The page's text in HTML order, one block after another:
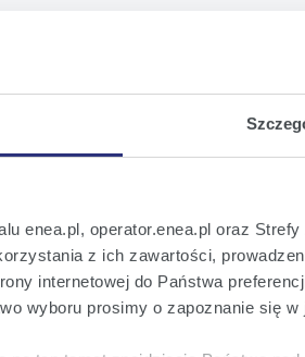
enea.pl, operator.enea.pl oraz
z ich zawartości,
internetowej do Państwa
wyboru prosimy o zapoznanie się
Holding of the Extraordinary General